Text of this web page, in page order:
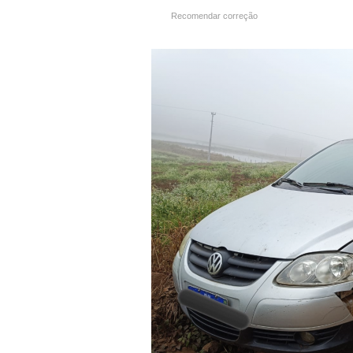
Recomendar correção